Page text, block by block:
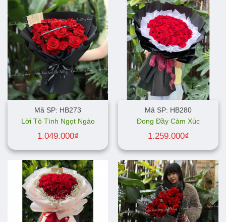
Mã SP: HB273
Lời Tỏ Tình Ngọt Ngào
1.049.000₫
Mã SP: HB280
Đong Đầy Cảm Xúc
1.259.000₫